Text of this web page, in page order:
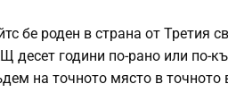
бе роден в страна от Третия
години по-рано или по-
на точното място в точното